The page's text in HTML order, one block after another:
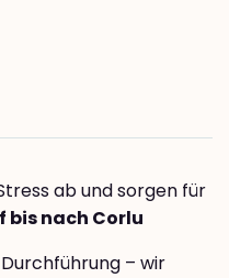
ab und sorgen für
bis nach Corlu
– wir